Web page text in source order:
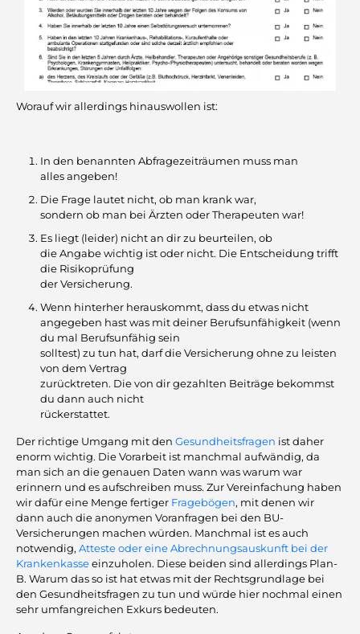
Worauf wir allerdings hinauswollen ist:
In den benannten Abfragezeiträumen muss man
alles angeben!
Die Frage lautet nicht, ob man krank war,
sondern ob man bei Ärzten oder Therapeuten war!
Es liegt (leider) nicht an dir zu beurteilen, ob
die Angabe wichtig ist oder nicht. Die Entscheidung trifft
die Risikoprüfung
der Versicherung.
Wenn hinterher herauskommt, dass du etwas nicht
angegeben hast was mit deiner Berufsunfähigkeit (wenn
du mal Berufsunfähig sein
solltest) zu tun hat, darf die Versicherung ohne zu leisten
von dem Vertrag
zurücktreten. Die von dir gezahlten Beiträge bekommst
du dann auch nicht
rückerstattet.
Der richtige Umgang mit den Gesundheitsfragen ist daher
enorm wichtig. Die Vorarbeit ist manchmal aufwändig, da
man sich an die genauen Daten wann was warum war
erinnern und es aufschreiben muss. Zur Vereinfachung haben
wir dafür eine Menge fertiger Fragebögen, mit denen wir
dann auch die anonymen Voranfragen bei den BU-
Versicherungen machen würden. Manchmal ist es auch
notwendig, Atteste oder eine Abrechnungsauskunft bei der
Krankenkasseeinzuholen. Diese beiden sind allerdings Plan-
B. Warum das so ist hat etwas mit der Rechtsgrundlage bei
den Gesundheitsfragen zu tun und würde hier nochmal einen
sehr umfangreichen Exkurs bedeuten.